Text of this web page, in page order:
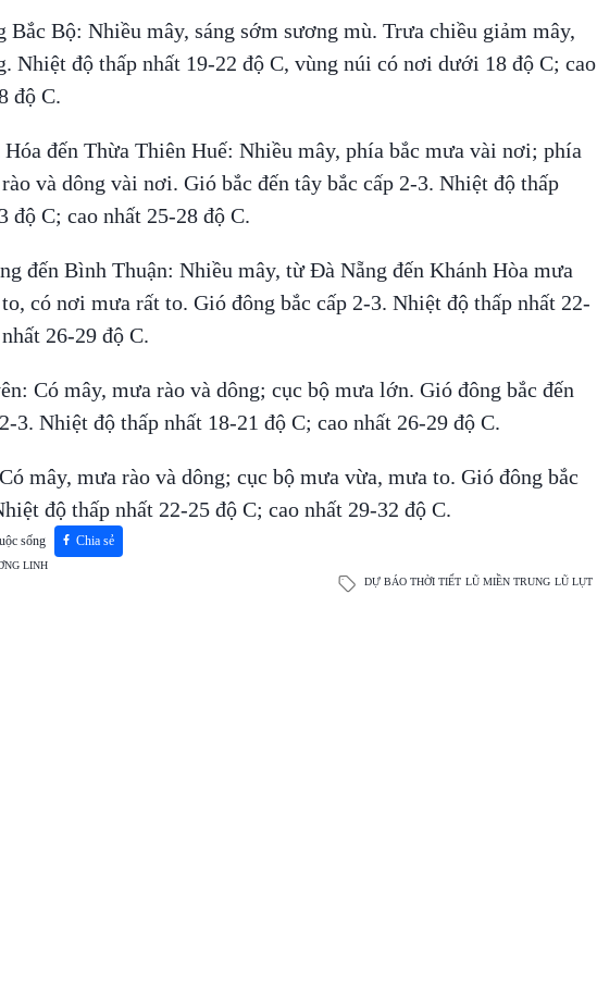
Bắc Bộ: Nhiều mây, sáng sớm sương mù. Trưa chiều giảm mây,
Nhiệt độ thấp nhất 19-22 độ C, vùng núi có nơi dưới 18 độ C; cao
độ C.
đến Thừa Thiên Huế: Nhiều mây, phía bắc mưa vài nơi; phía
và dông vài nơi. Gió bắc đến tây bắc cấp 2-3. Nhiệt độ thấp
độ C; cao nhất 25-28 độ C.
đến Bình Thuận: Nhiều mây, từ Đà Nẵng đến Khánh Hòa mưa
có nơi mưa rất to. Gió đông bắc cấp 2-3. Nhiệt độ thấp nhất 22-
26-29 độ C.
Có mây, mưa rào và dông; cục bộ mưa lớn. Gió đông bắc đến
3. Nhiệt độ thấp nhất 18-21 độ C; cao nhất 26-29 độ C.
mây, mưa rào và dông; cục bộ mưa vừa, mưa to. Gió đông bắc
độ thấp nhất 22-25 độ C; cao nhất 29-32 độ C.
sống Chia sẻ
LINH
DỰ BÁO THỜI TIẾT LŨ MIỀN TRUNG LŨ LỤT